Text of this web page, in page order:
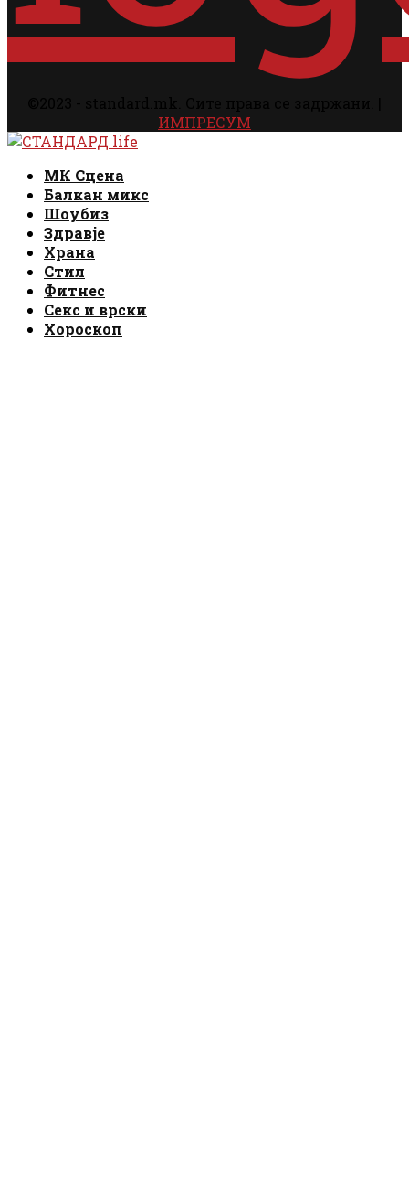
ИМПРЕСУМ
Facebook
Instagram
Email
Rss
МК Сцена
Балкан микс
Шоубиз
Здравје
Храна
Стил
Фитнес
Секс и врски
Хороскоп